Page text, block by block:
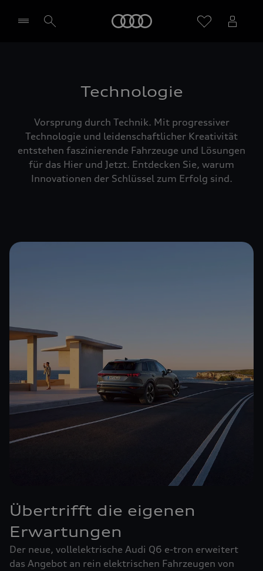
Technologie
Vorsprung durch Technik. Mit progressiver
Technologie und leidenschaftlicher Kreativität
entstehen faszinierende Fahrzeuge und Lösungen
für das Hier und Jetzt. Entdecken Sie, warum
Innovationen der Schlüssel zum Erfolg sind.
Übertrifft die eigenen
Erwartungen
Der neue, vollelektrische Audi Q6 e-tron erweitert
das Angebot an rein elektrischen Fahrzeugen von